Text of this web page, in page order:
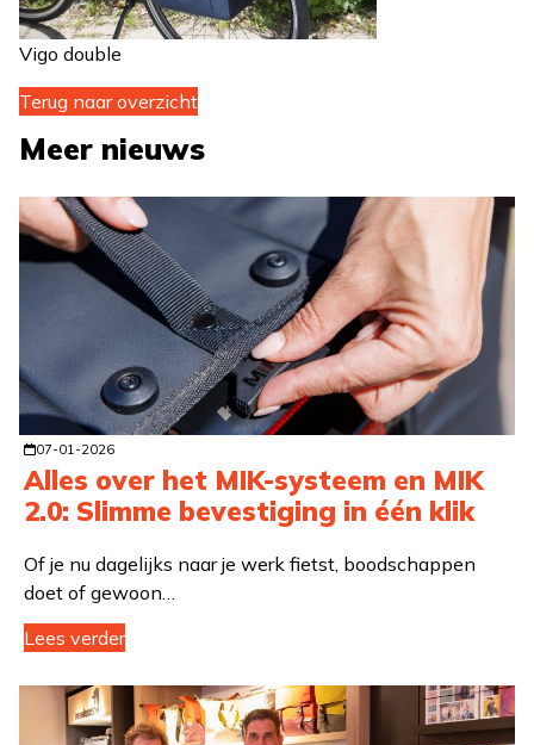
Vigo double
Terug naar overzicht
Meer nieuws
07-01-2026
Alles over het MIK-systeem en MIK
2.0: Slimme bevestiging in één klik
Of je nu dagelijks naar je werk fietst, boodschappen
doet of gewoon…
Lees verder